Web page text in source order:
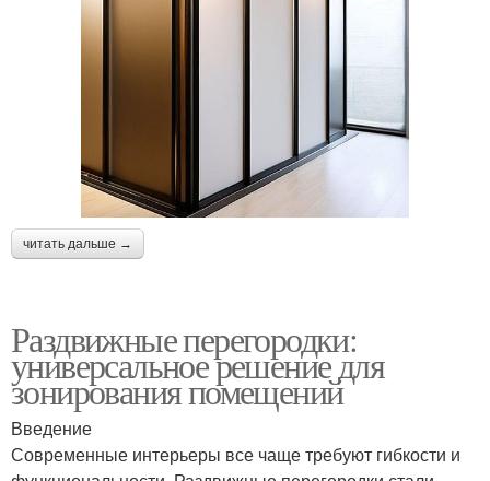
читать дальше →
Раздвижные перегородки:
универсальное решение для
зонирования помещений
Введение
Современные интерьеры все чаще требуют гибкости и